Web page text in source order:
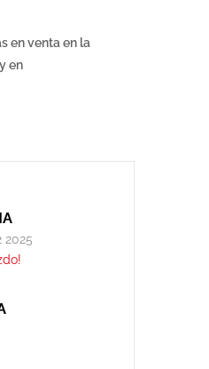
en venta en la
en
2025